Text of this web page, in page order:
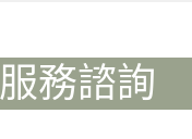
服務諮詢